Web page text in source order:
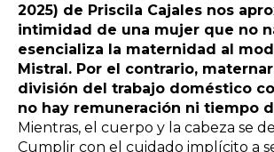
2025) de Priscila Cajales nos
intimidad de una mujer que no
esencializa la maternidad al
Mistral. Por el contrario,
división del trabajo doméstico
no hay remuneración ni tiempo
Mientras, el cuerpo y la cabeza se
Cumplir con el cuidado implícito a